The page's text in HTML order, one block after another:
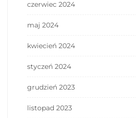
czerwiec 2024
maj 2024
kwiecień 2024
styczeń 2024
grudzień 2023
listopad 2023